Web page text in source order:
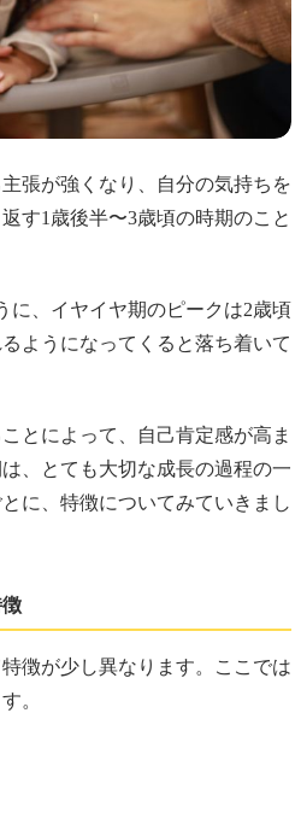
張が強くなり、自分の気持ちを
す1歳後半〜3歳頃の時期のこと
に、イヤイヤ期のピークは2歳頃
ようになってくると落ち着いて
とによって、自己肯定感が高ま
、とても大切な成長の過程の一
に、特徴についてみていきまし
徴が少し異なります。ここでは
。